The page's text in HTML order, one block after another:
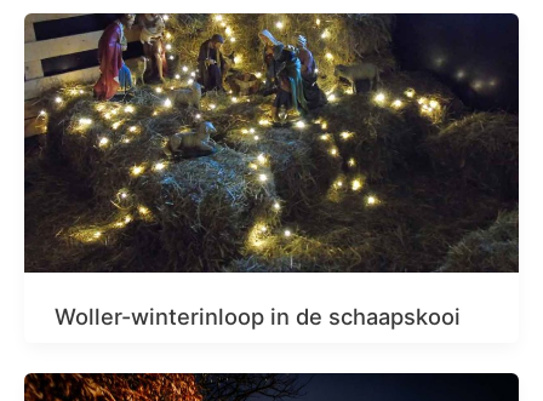
Woller-winterinloop in de schaapskooi